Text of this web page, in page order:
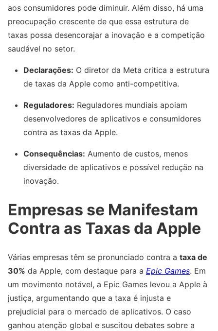
aos consumidores pode diminuir. Além disso, há uma
preocupação crescente de que essa estrutura de
taxas possa desencorajar a inovação e a competição
saudável no setor.
Declarações: O diretor da Meta critica a estrutura
de taxas da Apple como anti-competitiva.
Reguladores: Reguladores mundiais apoiam
desenvolvedores de aplicativos e consumidores
contra as taxas da Apple.
Consequências: Aumento de custos, menos
diversidade de aplicativos e possível redução na
inovação.
Empresas se Manifestam
Contra as Taxas da Apple
Várias empresas têm se pronunciado contra a taxa de
30% da Apple, com destaque para a Epic Games. Em
um movimento notável, a Epic Games levou a Apple à
justiça, argumentando que a taxa é injusta e
prejudicial para o mercado de aplicativos. O caso
ganhou atenção global e suscitou debates sobre a